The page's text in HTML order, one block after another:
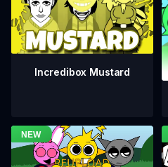
Incredibox Mustard